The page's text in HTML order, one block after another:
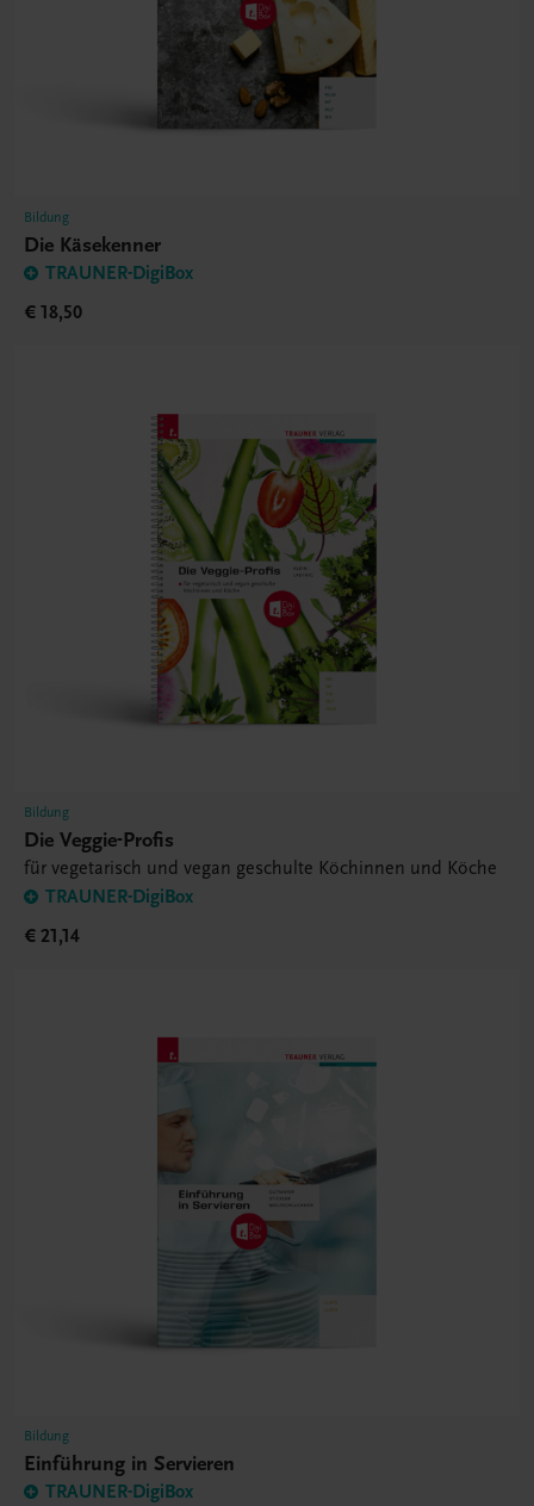
Bildung
Die Käsekenner
TRAUNER-DigiBox
€ 18,50
Bildung
Die Veggie-Profis
für vegetarisch und vegan geschulte Köchinnen und Köche
TRAUNER-DigiBox
€ 21,14
Bildung
Einführung in Servieren
TRAUNER-DigiBox